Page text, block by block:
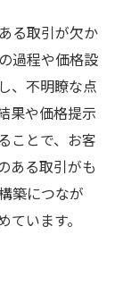
る取引が欠か
過程や価格設
、不明瞭な点
果や価格提示
ことで、お客
ある取引がも
築につなが
います。